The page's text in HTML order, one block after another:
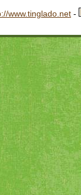
www.tinglado.net -